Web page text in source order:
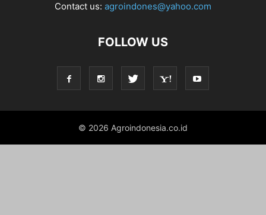
Contact us: agroindones@yahoo.com
FOLLOW US
© 2026 Agroindonesia.co.id